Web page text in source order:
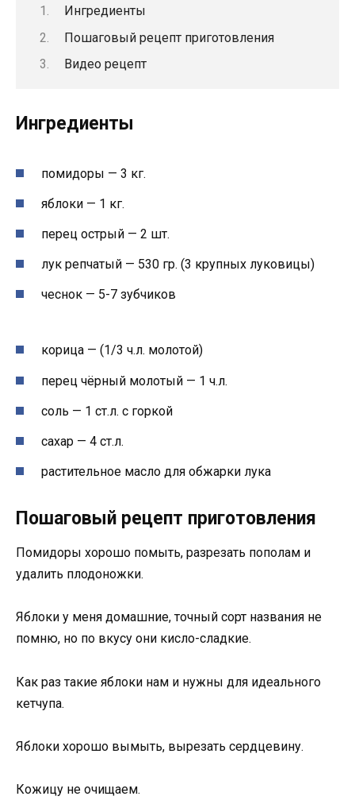
Ингредиенты
Пошаговый рецепт приготовления
Видео рецепт
Ингредиенты
помидоры — 3 кг.
яблоки — 1 кг.
перец острый — 2 шт.
лук репчатый — 530 гр. (3 крупных луковицы)
чеснок — 5-7 зубчиков
корица — (1/3 ч.л. молотой)
перец чёрный молотый — 1 ч.л.
соль — 1 ст.л. с горкой
сахар — 4 ст.л.
растительное масло для обжарки лука
Пошаговый рецепт приготовления
Помидоры хорошо помыть, разрезать пополам и
удалить плодоножки.
Яблоки у меня домашние, точный сорт названия не
помню, но по вкусу они кисло-сладкие.
Как раз такие яблоки нам и нужны для идеального
кетчупа.
Яблоки хорошо вымыть, вырезать сердцевину.
Кожицу не очищаем.